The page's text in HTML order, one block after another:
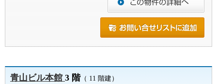
青山ビル本館3 階（ 11 階建）